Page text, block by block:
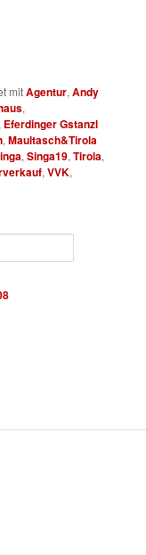
mitAgentur,Andy
,
Eferdinger Gstanzl
,Maultasch&Tirola
,Singa19,Tirola,
,VVK,